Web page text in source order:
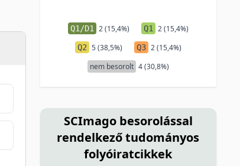
Q1/D1 2 (15,4%) Q1 2 (15,4%)
Q2 5 (38,5%) Q3 2 (15,4%)
nem besorolt 4 (30,8%)
SCImago besorolással
rendelkező tudományos
folyóiratcikkek